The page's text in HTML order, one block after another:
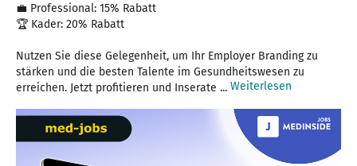
💼 Professional: 15% Rabatt
🏆 Kader: 20% Rabatt
Nutzen Sie diese Gelegenheit, um Ihr Employer Branding zu
stärken und die besten Talente im Gesundheitswesen zu
erreichen. Jetzt profitieren und Inserate ... Weiterlesen